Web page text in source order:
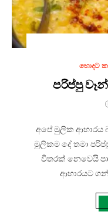
හොදට
පරිප්පු
අපේ මුලික ආහාරය
මුලිකම දේ තමා
විතරක් නෙවෙයි
ආහාරයට